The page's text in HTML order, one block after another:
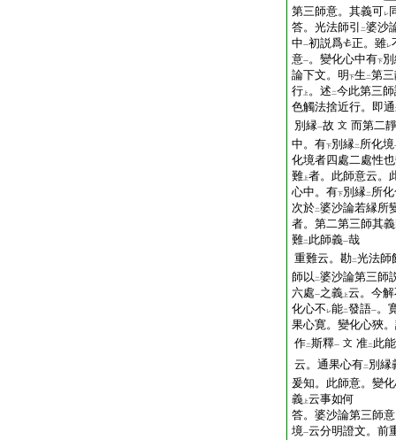
第三師意。其義可レ
答。光法師引
二婆沙
中一初説爲 正。雖レ
意一。變化心中有下
論下文。明 下生 二第
行 上 。述 二今此第三
色觸法捨近行。即
別縁一故 文 而第二
中。有下別縁二 所化境
化境者四處二處性
難 上者。此師意云。
心中。有下別縁二 所
次於二婆沙論若縁所
者。第二第三師其
難二 此師義一哉
重難云。勘二光法師
師以 二婆沙論第三師
六處一之義 上云。今
化心不 レ能二發語一。
果心寛。變化心狹
作二斯釋一 文 准二 此
云。通果心有二 別縁
爰知。此師意。變
義 上云事如何
答。婆沙論第三師
境一云分明證文。前